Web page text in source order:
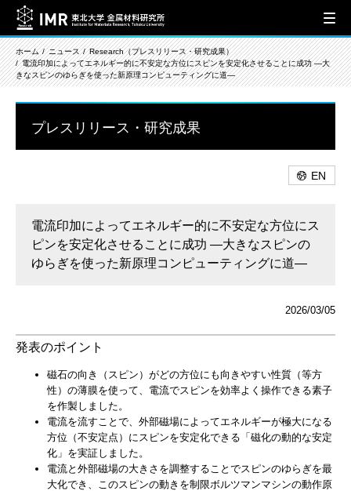
ホーム ニュース
Research（プレスリリース・研究成果）
電流印加によってエネルギー的に不安定な方位にスピンを安定化させることに成功 ―大
きなスピンのゆらぎを使った新原理コンピューティングに道―
プレスリリース・研究成果
EN
電流印加によってエネルギー的に不安定な方位にス
ピンを安定化させることに成功 ―大きなスピンの
ゆらぎを使った新原理コンピューティングに道―
2026/03/05
発表のポイント
磁石の向き（スピン）がどの方位にも向きやすい性質（等方
性）の薄膜を使って、電流でスピンを効率よく操作できる素子
を作製しました。
電流を流すことで、外部磁場によってエネルギーが極大になる
方位（不安定点）にスピンを安定化できる「磁化の動的な安定
化」を実証しました。
電流と外部磁場の大きさを調整することでスピンのゆらぎを最
大化でき、このスピンの動きを制限ボルツマンマシンの動作原